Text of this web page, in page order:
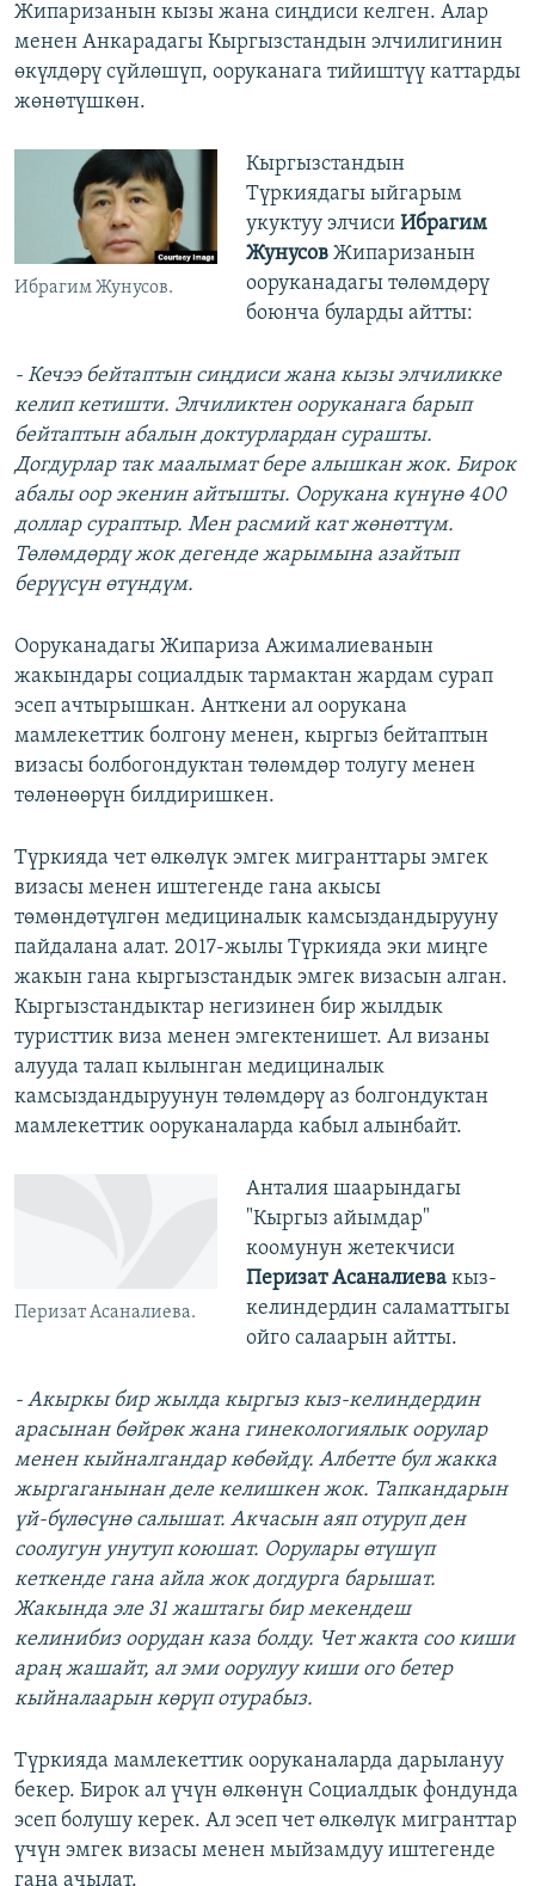
Жипаризанын кызы жана сиңдиси келген. Алар
менен Анкарадагы Кыргызстандын элчилигинин
өкүлдөрү сүйлөшүп, ооруканага тийиштүү каттарды
жөнөтүшкөн.
Ибрагим Жунусов.
Кыргызстандын
Түркиядагы ыйгарым
укуктуу элчиси Ибрагим
ЖунусoвЖипаризанын
ооруканадагы төлөмдөрү
боюнча буларды айтты:
- Кечээ бейтаптын сиңдиси жана кызы элчиликке
келип кетишти. Элчиликтен ооруканага барып
бейтаптын абалын доктурлардан сурашты.
Догдурлар так маалымат бере алышкан жок. Бирок
абалы оор экенин айтышты. Оорукана күнүнө 400
доллар сураптыр. Мен расмий кат жөнөттүм.
Төлөмдөрдү жок дегенде жарымына азайтып
берүүсүн өтүндүм.
Ооруканадагы Жипариза Ажималиеванын
жакындары социалдык тармактан жардам сурап
эсеп ачтырышкан. Анткени ал оорукана
мамлекеттик болгону менен, кыргыз бейтаптын
визасы болбогондуктан төлөмдөр толугу менен
төлөнөөрүн билдиришкен.
Түркияда чет өлкөлүк эмгек мигранттары эмгек
визасы менен иштегенде гана акысы
төмөндөтүлгөн медициналык камсыздандырууну
пайдалана алат. 2017-жылы Түркияда эки миңге
жакын гана кыргызстандык эмгек визасын алган.
Кыргызстандыктар негизинен бир жылдык
туристтик виза менен эмгектенишет. Ал визаны
алууда талап кылынган медициналык
камсыздандыруунун төлөмдөрү аз болгондуктан
мамлекеттик ооруканаларда кабыл алынбайт.
Перизат Асаналиева.
Анталия шаарындагы
"Кыргыз айымдар"
коомунун жетекчиси
Перизат Асаналиевакыз-
келиндердин саламаттыгы
ойго салаарын айтты.
- Акыркы бир жылда кыргыз кыз-келиндердин
арасынан бөйрөк жана гинекологиялык оорулар
менен кыйналгандар көбөйдү. Албетте бул жакка
жыргаганынан деле келишкен жок. Тапкандарын
үй-бүлөсүнө салышат. Акчасын аяп отуруп ден
соолугун унутуп коюшат. Оорулары өтүшүп
кеткенде гана айла жок догдурга барышат.
Жакында эле 31 жаштагы бир мекендеш
келинибиз оорудан каза болду. Чет жакта соо киши
араң жашайт, ал эми оорулуу киши ого бетер
кыйналаарын көрүп отурабыз.
Түркияда мамлекеттик ооруканаларда дарылануу
бекер. Бирок ал үчүн өлкөнүн Социалдык фондунда
эсеп болушу керек. Ал эсеп чет өлкөлүк мигранттар
үчүн эмгек визасы менен мыйзамдуу иштегенде
гана ачылат.